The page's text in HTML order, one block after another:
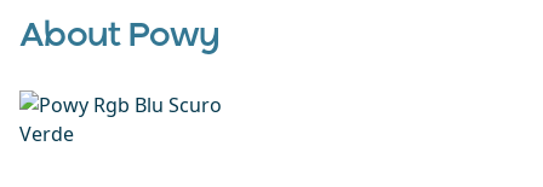
About Powy